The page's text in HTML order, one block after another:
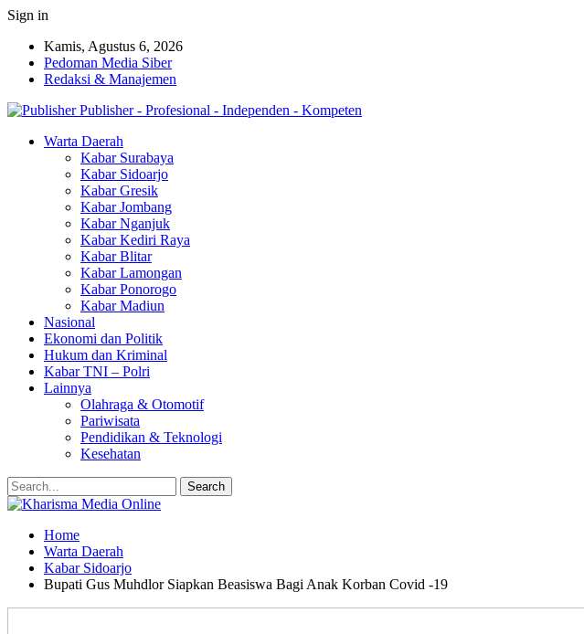
Sign in
Kamis, Agustus 6, 2026
Pedoman Media Siber
Redaksi & Manajemen
Publisher - Profesional - Independen - Kompeten
Warta Daerah
Kabar Surabaya
Kabar Sidoarjo
Kabar Gresik
Kabar Jombang
Kabar Nganjuk
Kabar Kediri Raya
Kabar Blitar
Kabar Lamongan
Kabar Ponorogo
Kabar Madiun
Nasional
Ekonomi dan Politik
Hukum dan Kriminal
Kabar TNI – Polri
Lainnya
Olahraga & Otomotif
Pariwisata
Pendidikan & Teknologi
Kesehatan
Home
Warta Daerah
Kabar Sidoarjo
Bupati Gus Muhdlor Siapkan Beasiswa Bagi Anak Korban Covid -19